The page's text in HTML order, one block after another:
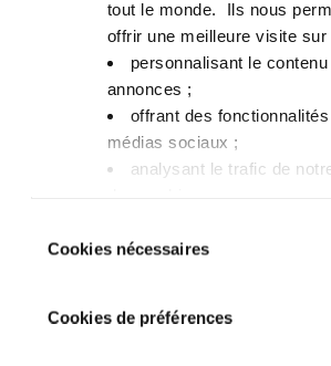
tout le monde. ​ Ils nous
offrir une meilleure visite sur
personnalisant le
annonces ;​
offrant des
médias sociaux ; ​
analysant le trafic de
refuser ou de les
panique, vous pourrez
tout moment vos choix
les cookies.​ ​ ​
duCookies nécessaires
Cookies de préférences
加入 High Tech NL 为我们带来了新的机遇：
参与先进半导体及高科技项目合作
与强大的技术领导者网络分享专业知识
此次合作与我们的战略重点高度一致。